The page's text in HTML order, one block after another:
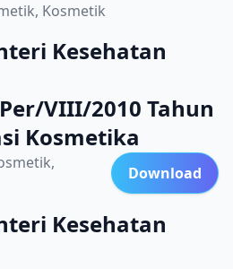
Kosmetik
Kesehatan
VIII/2010 Tahun
Kosmetika
Download
Kesehatan